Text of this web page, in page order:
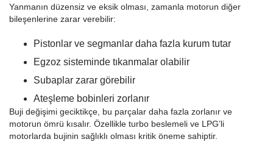
Yanmanın düzensiz ve eksik olması, zamanla motorun diğer
bileşenlerine zarar verebilir:
Pistonlar ve segmanlar daha fazla kurum tutar
Egzoz sisteminde tıkanmalar olabilir
Subaplar zarar görebilir
Ateşleme bobinleri zorlanır
Buji değişimi geciktikçe, bu parçalar daha fazla zorlanır ve
motorun ömrü kısalır. Özellikle turbo beslemeli ve LPG’li
motorlarda bujinin sağlıklı olması kritik öneme sahiptir.